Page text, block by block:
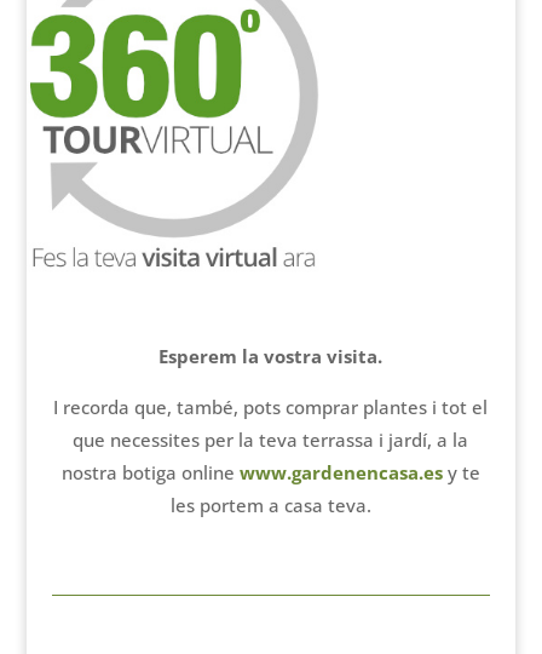
Esperem la vostra visita.
I recorda que, també, pots comprar plantes i tot el
que necessites per la teva terrassa i jardí, a la
nostra botiga online www.gardenencasa.esy te
les portem a casa teva.